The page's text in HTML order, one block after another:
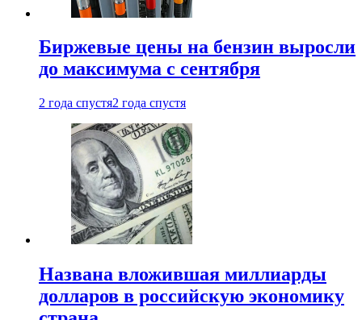
Биржевые цены на бензин выросли
до максимума с сентября
2 года спустя2 года спустя
Названа вложившая миллиарды
долларов в российскую экономику